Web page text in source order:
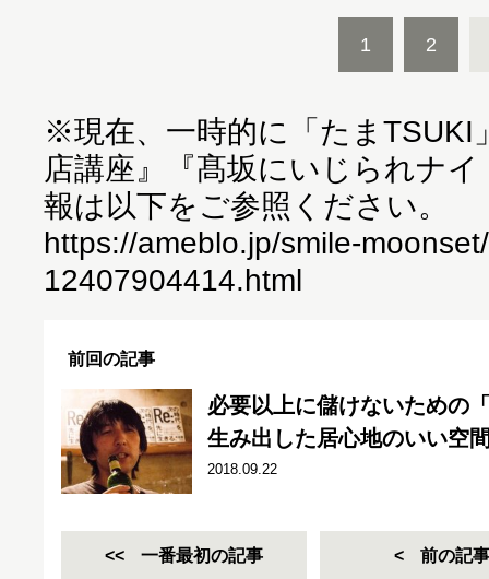
1 2
※現在、一時的に「たまTSUKI
店講座』『髙坂にいじられナ
報は以下をご参照ください。
https://ameblo.jp/smile-
12407904414.html
前回の記事
必要以上に儲けないための
生み出した居心地のいい空
2018.09.22
一番最初の記事 前の記事